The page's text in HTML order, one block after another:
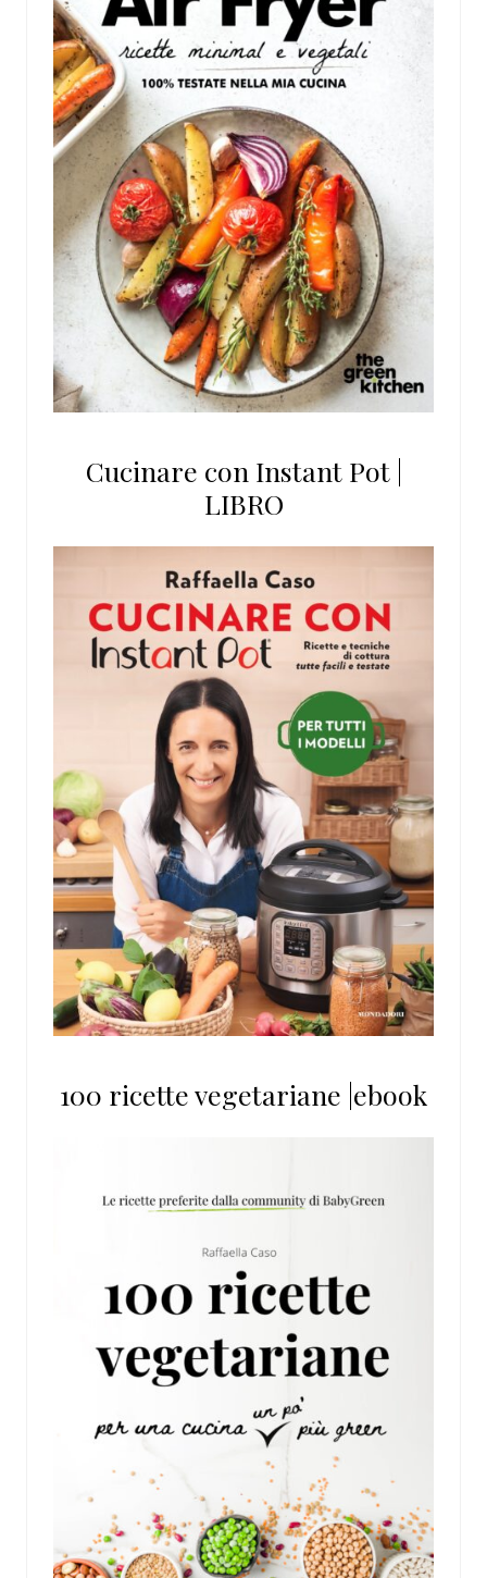
Cucinare con Instant Pot |
LIBRO
100 ricette vegetariane |ebook